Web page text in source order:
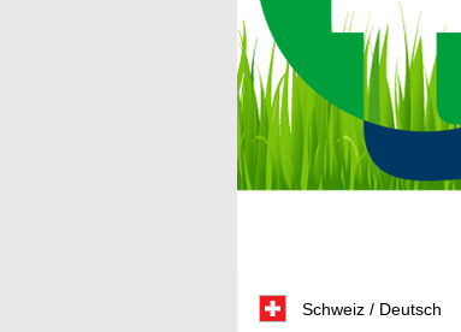
Schweiz / Deutsch